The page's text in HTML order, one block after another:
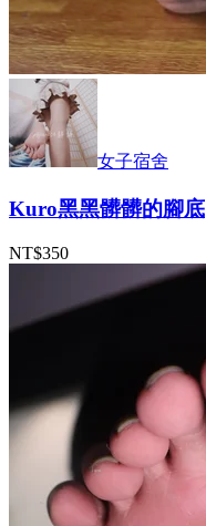
女子宿舍
Kuro黑黑髒髒的腳底
NT$350